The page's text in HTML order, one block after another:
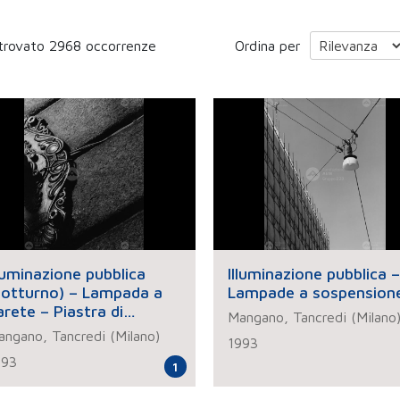
2968 occorrenze Ordina per
pubblica
– Lampada a
– Piastra di
in ferro battuto
Tancredi (Milano)
1
Illuminazione pubblica –
Lampade a
Mangano, Tancredi (Milano)
1993